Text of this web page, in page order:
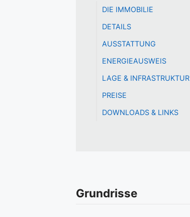
DIE IMMOBILIE
DETAILS
AUSSTATTUNG
ENERGIEAUSWEIS
LAGE & INFRASTRUKTUR
PREISE
DOWNLOADS & LINKS
Grundrisse